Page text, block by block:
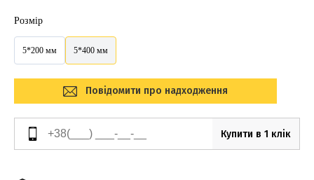
Розмір
5*200 мм 5*400 мм
Повідомити про надходження
Купити в 1 клік